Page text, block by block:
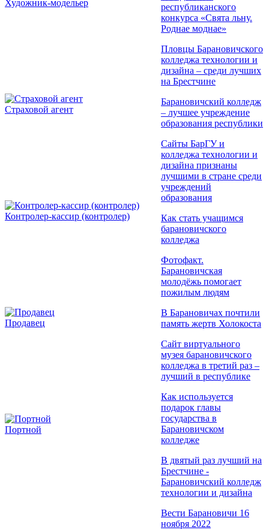
Художник-модельер
Страховой агент
Контролер-кассир (контролер)
Продавец
Портной
республиканского
конкурса «Свята льну.
Роднае моднае»
Пловцы Барановичского
колледжа технологии и
дизайна – среди лучших
на Брестчине
Барановичский колледж
– лучшее учреждение
образования республики
Сайты БарГУ и
колледжа технологии и
дизайна признаны
лучшими в стране среди
учреждений
образования
Как стать учащимся
барановичского
колледжа
Фотофакт.
Барановичская
молодёжь помогает
пожилым людям
В Барановичах почтили
память жертв Холокоста
Сайт виртуального
музея барановичского
колледжа в третий раз –
лучший в республике
Как используется
подарок главы
государства в
Барановичском
колледже
В двятый раз лучший на
Брестчине -
Барановичский колледж
технологии и дизайна
Вести Барановичи 16
ноября 2022